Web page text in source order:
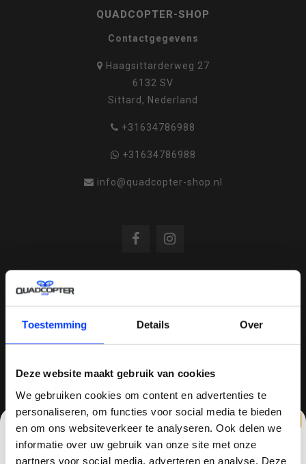
Toestemming Details Over
Deze website maakt gebruik van cookies
We gebruiken cookies om content en advertenties te
personaliseren, om functies voor social media te bieden
en om ons websiteverkeer te analyseren. Ook delen we
informatie over uw gebruik van onze site met onze
partners voor social media, adverteren en analyse. Deze
QUADCOPTER-SHOP
Contactgegevens
Haagsittarderweg 27
6132 SV
Sittard, Nederland
+31634786988
+31634786988
info@quadcopter-shop.nl
QUADCOPTER-SHOP.NL
Sinds 2014 is quadcopter-shop een bekende
speler op het gebied van drones, quadcopters,